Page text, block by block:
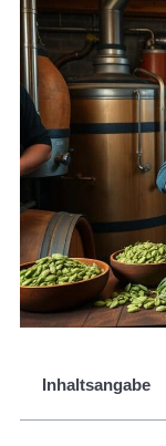
Inhaltsangabe